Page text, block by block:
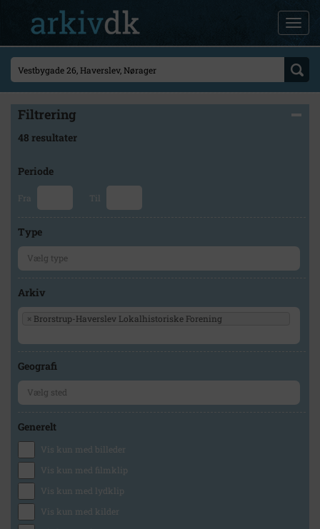
Filtrering
48 resultater
Periode
Fra Til
Type
Arkiv
× Brorstrup-Haverslev Lokalhistoriske Forening
Geografi
Generelt
Vis kun med billeder
Vis kun med filmklip
Vis kun med lydklip
Vis kun med kilder